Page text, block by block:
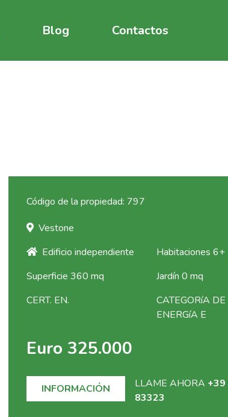
Blog Contactos
Código de la propiedad: 797
Vestone
Edificio independiente
Habitaciones 6+
Superficie 360 mq
Jardín 0 mq
CERT. EN.
CATEGORíA DE
ENERGíA E
Euro 325.000
INFORMACIÓN LLAME AHORA
83323